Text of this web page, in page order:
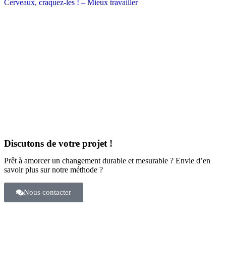
Cerveaux, craquez-les ! – Mieux travailler
Discutons de votre projet !
Prêt à amorcer un changement durable et mesurable ? Envie d’en
savoir plus sur notre méthode ?
Nous contacter